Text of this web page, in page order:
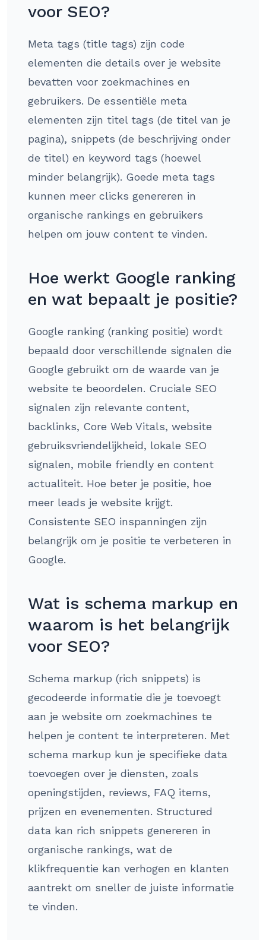
voor SEO?
Meta tags (title tags) zijn code
elementen die details over je website
bevatten voor zoekmachines en
gebruikers. De essentiële meta
elementen zijn titel tags (de titel van je
pagina), snippets (de beschrijving onder
de titel) en keyword tags (hoewel
minder belangrijk). Goede meta tags
kunnen meer clicks genereren in
organische rankings en gebruikers
helpen om jouw content te vinden.
Hoe werkt Google ranking
en wat bepaalt je positie?
Google ranking (ranking positie) wordt
bepaald door verschillende signalen die
Google gebruikt om de waarde van je
website te beoordelen. Cruciale SEO
signalen zijn relevante content,
backlinks, Core Web Vitals, website
gebruiksvriendelijkheid, lokale SEO
signalen, mobile friendly en content
actualiteit. Hoe beter je positie, hoe
meer leads je website krijgt.
Consistente SEO inspanningen zijn
belangrijk om je positie te verbeteren in
Google.
Wat is schema markup en
waarom is het belangrijk
voor SEO?
Schema markup (rich snippets) is
gecodeerde informatie die je toevoegt
aan je website om zoekmachines te
helpen je content te interpreteren. Met
schema markup kun je specifieke data
toevoegen over je diensten, zoals
openingstijden, reviews, FAQ items,
prijzen en evenementen. Structured
data kan rich snippets genereren in
organische rankings, wat de
klikfrequentie kan verhogen en klanten
aantrekt om sneller de juiste informatie
te vinden.